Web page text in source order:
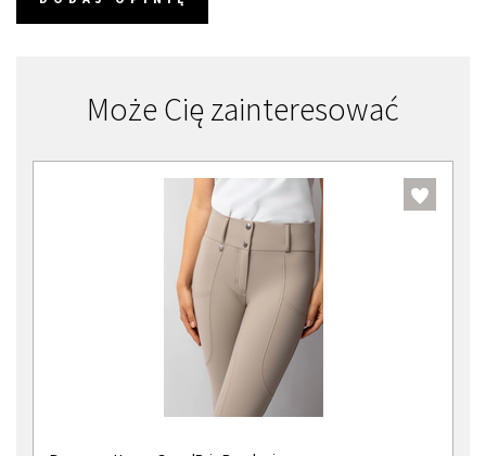
Może Cię zainteresować